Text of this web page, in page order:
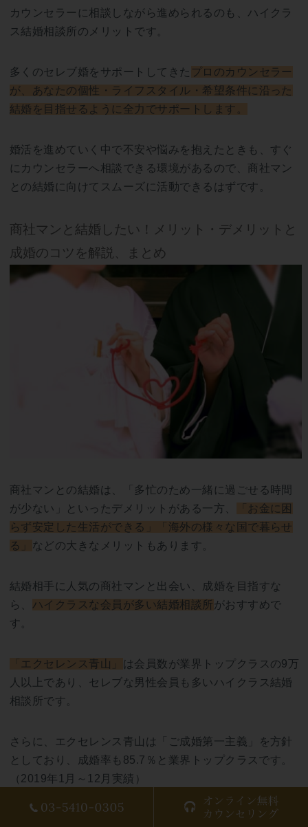
カウンセラーに相談しながら進められるのも、ハイクラ
ス結婚相談所のメリットです。
多くのセレブ婚をサポートしてきた プロのカウンセラー
が、あなたの個性・ライフスタイル・希望条件に沿った
結婚を目指せるように全力でサポートします。
婚活を進めていく中で不安や悩みを抱えたときも、すぐ
にカウンセラーへ相談できる環境があるので、商社マン
との結婚に向けてスムーズに活動できるはずです。
商社マンと結婚したい！メリット・デメリットと
成婚のコツを解説、まとめ
商社マンとの結婚は、「多忙のため一緒に過ごせる時間
が少ない」といったデメリットがある一方、
「お金に困
らず安定した生活ができる」「海外の様々な国で暮らせ
る」 などの大きなメリットもあります。
結婚相手に人気の商社マンと出会い、成婚を目指すな
ら、 ハイクラスな会員が多い結婚相談所がおすすめで
す。
「エクセレンス青山」 は会員数が業界トップクラスの9万
人以上であり、セレブな男性会員も多いハイクラス結婚
相談所です。
さらに、エクセレンス青山は「ご成婚第一主義」を方針
としており、成婚率も85.7％と業界トップクラスです。
（2019年1月～12月実績）
「結婚相談所の利用を検討したいけど、いきなり高額の